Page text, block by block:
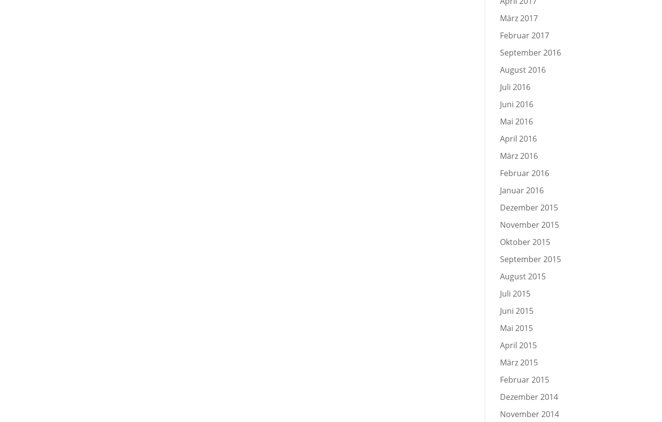
März 2017
Februar 2017
September 2016
August 2016
Juli 2016
Juni 2016
Mai 2016
April 2016
März 2016
Februar 2016
Januar 2016
Dezember 2015
November 2015
Oktober 2015
September 2015
August 2015
Juli 2015
Juni 2015
Mai 2015
April 2015
März 2015
Februar 2015
Dezember 2014
November 2014